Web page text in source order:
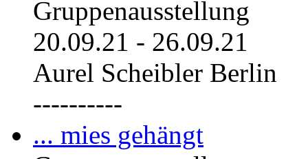
Gruppenausstellung
20.09.21 - 26.09.21
Aurel Scheibler Berlin
----------
... mies gehängt